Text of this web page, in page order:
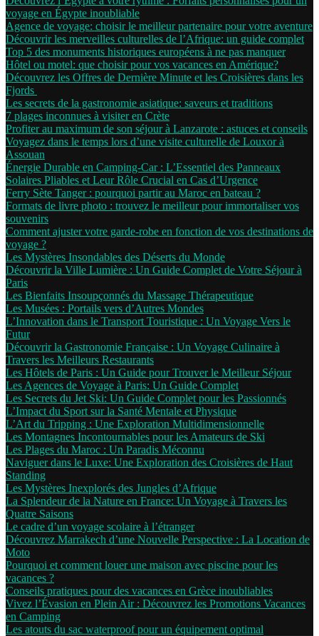
voyage en Égypte inoubliable
Agence de voyage: choisir le meilleur partenaire pour votre aventure
Découvrir les merveilles culturelles de l’Afrique: un guide complet
Top 5 des monuments historiques européens à ne pas manquer
Hôtel ou motel: que choisir pour vos vacances en Amérique?
Découvrez les Offres de Dernière Minute et les Croisières dans les
Fjords
Les secrets de la gastronomie asiatique: saveurs et traditions
7 plages inconnues à visiter en Crète
Profiter au maximum de son séjour à Lanzarote : astuces et conseils
Voyagez dans le temps lors d’une visite culturelle de Louxor à
Assouan
Énergie Durable en Camping-Car : L’Essentiel des Panneaux
Solaires Pliables et Leur Rôle Crucial en Cas d’Urgence
Ferry Sète Tanger : pourquoi partir au Maroc en bateau ?
Formats de livre photo : trouvez le meilleur pour immortaliser vos
souvenirs
Comment ajuster votre garde-robe en fonction de vos destinations de
voyage ?
Les Mystères Insondables des Déserts du Monde
Découvrir la Ville Lumière : Un Guide Complet de Votre Séjour à
Paris
Les Bienfaits Insoupçonnés du Massage Thérapeutique
Les Musées : Portails vers d’Autres Mondes
L’Innovation dans le Transport Touristique : Un Voyage Vers le
Futur
Découvrir la Gastronomie Française : Un Voyage Culinaire à
Travers les Meilleurs Restaurants
Les Hôtels de Paris : Un Guide pour Trouver le Meilleur Séjour
Les Agences de Voyage à Paris: Un Guide Complet
Les Secrets du Jet Ski: Un Guide Complet pour les Passionnés
L’Impact du Sport sur la Santé Mentale et Physique
L’Art du Tripping : Une Exploration Multidimensionnelle
Les Montagnes Incontournables pour les Amateurs de Ski
Les Plages du Maroc : Un Paradis Méconnu
Naviguer dans le Luxe: Une Exploration des Croisières de Haut
Standing
Les Mystères Inexplorés des Jungles d’Afrique
La Splendeur de la Nature en France: Un Voyage à Travers les
Quatre Saisons
Le cadre d’un voyage scolaire à l’étranger
Découvrez Marrakech d’une Nouvelle Perspective : La Location de
Moto
Pourquoi et comment louer une maison avec piscine pour les
vacances ?
Conseils pratiques pour des vacances en Grèce inoubliables
Vivez l’Évasion en Plein Air : Découvrez les Promotions Vacances
en Camping
Les atouts du sac waterproof pour un équipement optimal